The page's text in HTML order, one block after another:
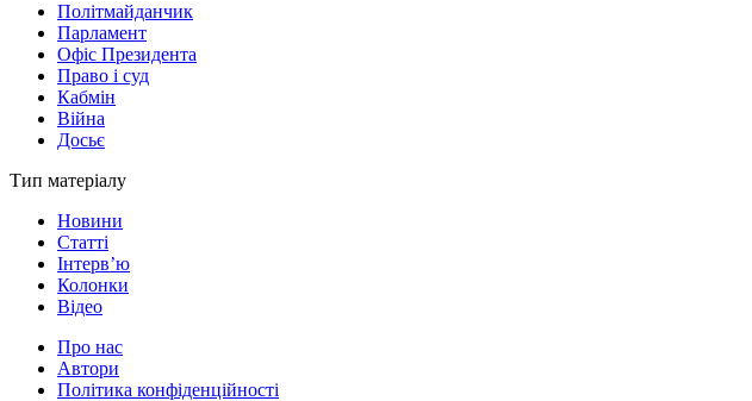
Політмайданчик
Парламент
Офіс Президента
Право і суд
Кабмін
Війна
Досьє
Тип матеріалу
Новини
Статті
Інтерв’ю
Колонки
Відео
Про нас
Автори
Політика конфіденційності